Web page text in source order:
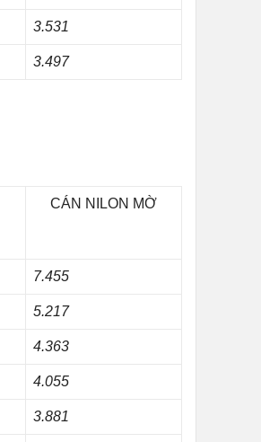
3.531
3.497
CÁN NILON MỜ
7.455
5.217
4.363
4.055
3.881